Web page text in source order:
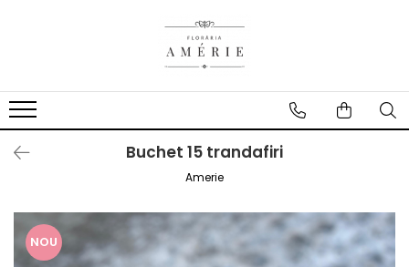
Buchet 15 trandafiri
Amerie
NOU